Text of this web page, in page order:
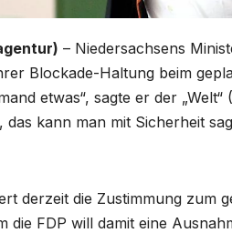
– Niedersachsens
Blockade-Haltung beim
etwas“, sagte er der
das kann man mit Sicherheit
derzeit die Zustimmung zum
die FDP will damit eine